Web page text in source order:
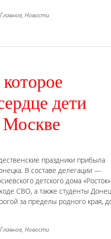
Главное, Новости
дети
Москве
праздники прибыла
В составе делегации —
детского дома
СВО, а также студенты
за пределы родного
Главное, Новости